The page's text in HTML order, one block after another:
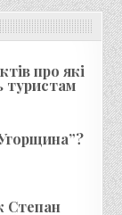
про які
туристам
Степан